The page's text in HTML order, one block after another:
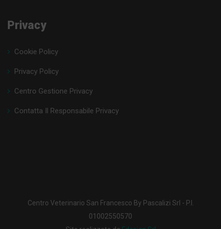
Privacy
Cookie Policy
Privacy Policy
Centro Gestione Privacy
Contatta Il Responsabile Privacy
Centro Veterinario San Francesco By Pascalizi Srl - P.I.
01002550570